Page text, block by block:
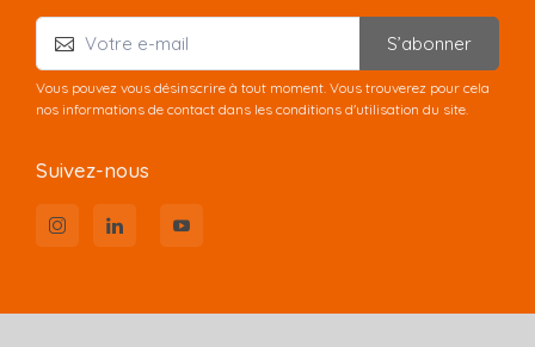
S’abonner
Vous pouvez vous désinscrire à tout moment. Vous trouverez pour cela
nos informations de contact dans les conditions d'utilisation du site.
Suivez-nous